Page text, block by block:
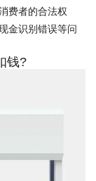
费者的合法权
金识别错误等问
钱?